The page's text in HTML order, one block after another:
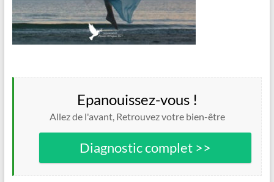
Epanouissez-vous !
Allez de l'avant, Retrouvez votre bien-être
Diagnostic complet >>